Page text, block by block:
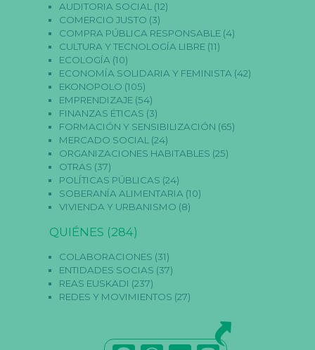
AUDITORIA SOCIAL(12)
COMERCIO JUSTO (3)
COMPRA PÚBLICA RESPONSABLE(4)
CULTURA Y TECNOLOGÍA LIBRE(11)
ECOLOGÍA (10)
ECONOMÍA SOLIDARIA Y FEMINISTA (42)
EKONOPOLO (105)
EMPRENDIZAJE(54)
FINANZAS ÉTICAS (3)
FORMACIÓN Y SENSIBILIZACIÓN (65)
MERCADO SOCIAL(24)
ORGANIZACIONES HABITABLES (25)
OTRAS (37)
POLÍTICAS PÚBLICAS (24)
SOBERANÍA ALIMENTARIA (10)
VIVIENDA Y URBANISMO (8)
QUIÉNES (284)
COLABORACIONES (31)
ENTIDADES SOCIAS (37)
REAS EUSKADI (237)
REDES Y MOVIMIENTOS (27)